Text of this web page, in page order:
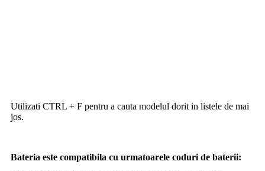
Utilizati CTRL + F pentru a cauta modelul dorit in listele de mai
jos.
Bateria este compatibila cu urmatoarele coduri de baterii: